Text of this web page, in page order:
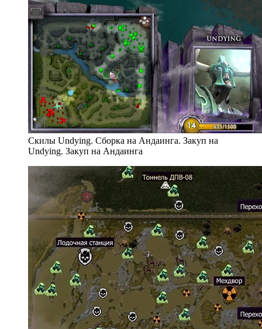
Скилы Undying. Сборка на Андаинга. Закуп на
Undying. Закуп на Андаинга